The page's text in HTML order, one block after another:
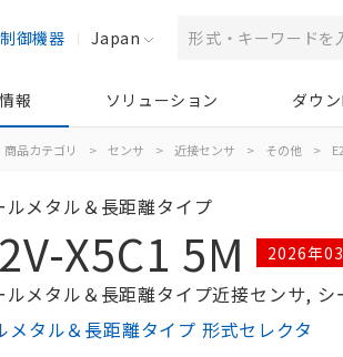
制御機器 Japan
報 ソリューション ダウ
商品カテゴリ > センサ > 近接センサ > その他 >
ルメタル＆長距離タイプ
X5C1 5M 2026年
ルメタル＆長距離タイプ近接センサ,
タル＆長距離タイプ 形式セレクタ